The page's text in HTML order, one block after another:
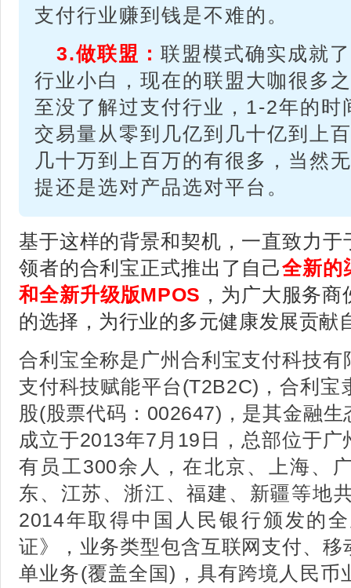
支付行业赚到钱是不难的。
3.做联盟： 联盟模式确实成就
行业小白，现在的联盟大咖很多
至没了解过支付行业，1-2年的时
交易量从零到几亿到几十亿到上
几十万到上百万的有很多，当然
提还是选对产品选对平台。
基于这样的背景和契机，一直致力
领者的合利宝正式推出了自己全新的
和全新升级版MPOS ，为广大服务
的选择，为行业的多元健康发展贡献
合利宝全称是广州合利宝支付科技
支付科技赋能平台(T2B2C)，合利宝
股(股票代码：002647)，是其金融
成立于2013年7月19日，总部位于
有员工300余人，在北京、上海、
东、江苏、浙江、福建、新疆等地
2014年取得中国人民银行颁发的
证》，业务类型包含互联网支付、
单业务(覆盖全国)，具有跨境人民币